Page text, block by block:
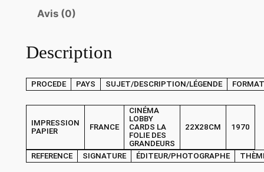
P
O
C
i
n
Avis (0)
Description
PROCEDE PAYS SUJET/DESCRIPTION/LÉGENDE FORMAT
IMPRESSION
PAPIER
FRANCE
CINÉMA
LOBBY
CARDS LA
FOLIE DES
GRANDEURS
22X28CM 1970
REFERENCE SIGNATURE ÉDITEUR/PHOTOGRAPHE